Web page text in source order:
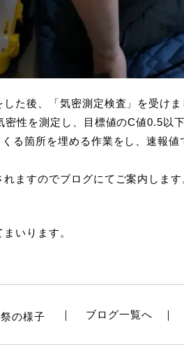
た後、「気密測定検査」を受けま
性を測定し、目標値のC値0.5以
る箇所を埋める作業をし、速報
ますのでブログにてご案内します
いります。
の様子 ブログ一覧へ